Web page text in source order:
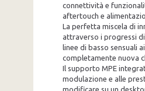
connettività e
aftertouch e
La perfetta miscela di
attraverso i progressi
linee di basso sensuali
completamente nuova
Il supporto MPE
modulazione e alle
modificare su un